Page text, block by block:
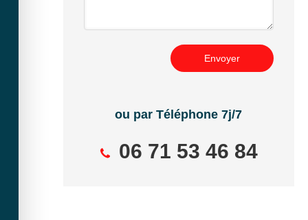
Envoyer
ou par Téléphone 7j/7
06 71 53 46 84